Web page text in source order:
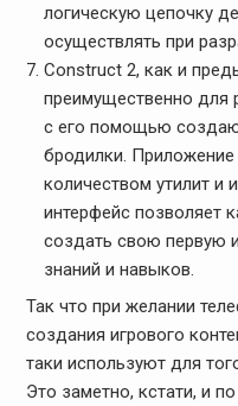
логическую цепочку
осуществлять при
Construct 2, как и
преимущественно для
с его помощью
бродилки.
количеством утилит и
интерфейс позволяет
создать свою первую
знаний и навыков.
Так что при желании
создания игрового
таки используют для
Это заметно, кстати, и